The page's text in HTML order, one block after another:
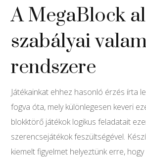
A MegaBlock
szabályai
rendszere
Játékainkat ehhez hasonló érzés írta
fogva óta, mely különlegesen keveri
blokktörő játékok logikus feladatait
szerencsejátékok feszültségével.
kiemelt figyelmet helyeztünk erre,